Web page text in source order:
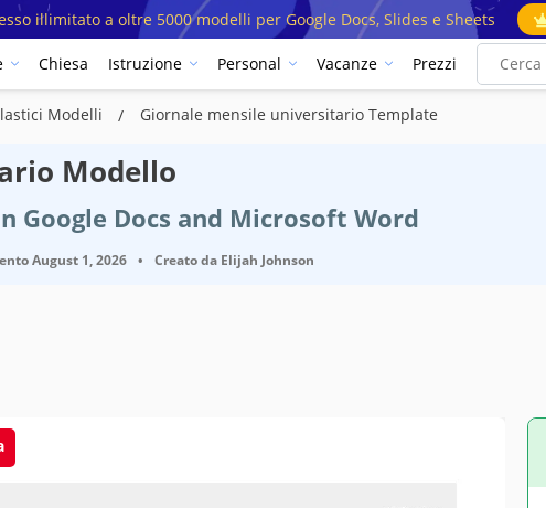
illimitato a oltre 5000 modelli per Google Docs, Slides e Sheets
Chiesa Istruzione Personal Vacanze Prezzi
Modelli Giornale mensile universitario Template
Modello
Google Docs and Microsoft Word
August 1, 2026 • Creato da Elijah Johnson